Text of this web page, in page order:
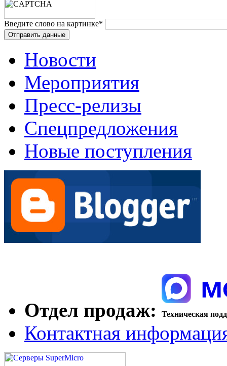
Введите слово на картинке*
Новости
Мероприятия
Пресс-релизы
Спецпредложения
Новые поступления
Отдел продаж: Техническая
Контактная